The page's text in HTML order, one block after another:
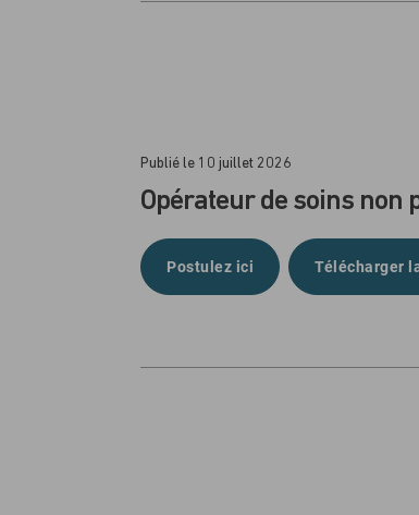
Publié le 10 juillet 2026
Opérateur de soins non
Postulez ici Télécharger